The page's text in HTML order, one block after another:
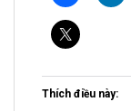
Thích điều này: